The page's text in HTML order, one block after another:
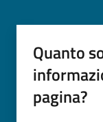
Quanto
pagina?